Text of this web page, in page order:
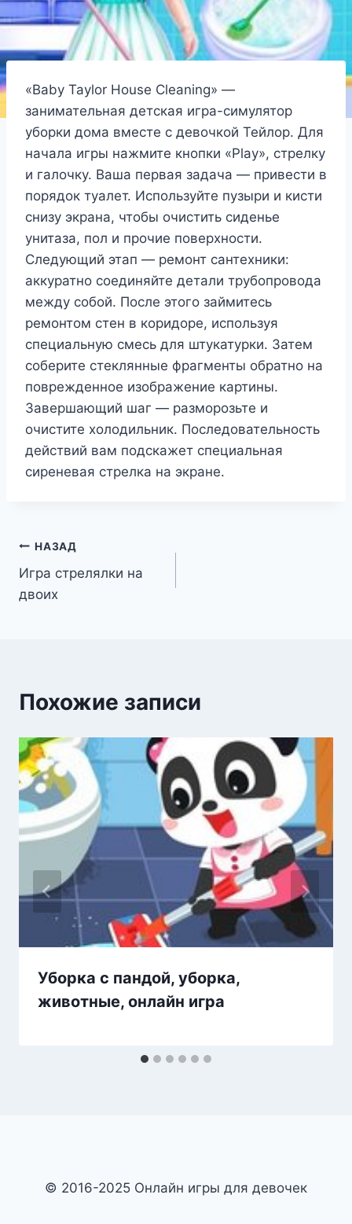
«Baby Taylor House Cleaning» —
занимательная детская игра-симулятор
уборки дома вместе с девочкой Тейлор. Для
начала игры нажмите кнопки «Play», стрелку
и галочку. Ваша первая задача — привести в
порядок туалет. Используйте пузыри и кисти
снизу экрана, чтобы очистить сиденье
унитаза, пол и прочие поверхности.
Следующий этап — ремонт сантехники:
аккуратно соединяйте детали трубопровода
между собой. После этого займитесь
ремонтом стен в коридоре, используя
специальную смесь для штукатурки. Затем
соберите стеклянные фрагменты обратно на
поврежденное изображение картины.
Завершающий шаг — разморозьте и
очистите холодильник. Последовательность
действий вам подскажет специальная
сиреневая стрелка на экране.
Навигация
по
НАЗАД
Игра стрелялки на
двоих
Похожие записи
Уборка с пандой, уборка,
животные, онлайн игра
© 2016-2025 Онлайн игры для девочек